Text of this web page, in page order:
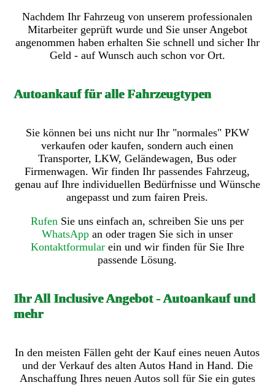
Nachdem Ihr Fahrzeug von unserem professionalen
Mitarbeiter geprüft wurde und Sie unser Angebot
angenommen haben erhalten Sie schnell und sicher Ihr
Geld - auf Wunsch auch schon vor Ort.
Autoankauf für alle Fahrzeugtypen
Sie können bei uns nicht nur Ihr "normales" PKW
verkaufen oder kaufen, sondern auch einen
Transporter, LKW, Geländewagen, Bus oder
Firmenwagen. Wir finden Ihr passendes Fahrzeug,
genau auf Ihre individuellen Bedürfnisse und Wünsche
angepasst und zum fairen Preis.
Rufen Sie uns einfach an, schreiben Sie uns per
WhatsApp an oder tragen Sie sich in unser
Kontaktformularein und wir finden für Sie Ihre
passende Lösung.
Ihr All Inclusive Angebot - Autoankauf und
mehr
In den meisten Fällen geht der Kauf eines neuen Autos
und der Verkauf des alten Autos Hand in Hand. Die
Anschaffung Ihres neuen Autos soll für Sie ein gutes